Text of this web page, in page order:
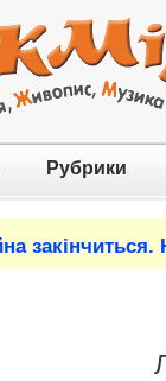
Рубрики
закінчиться.